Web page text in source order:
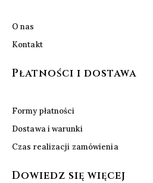
O nas
Kontakt
Płatności i dostawa
Formy płatności
Dostawa i warunki
Czas realizacji zamówienia
Dowiedz się więcej